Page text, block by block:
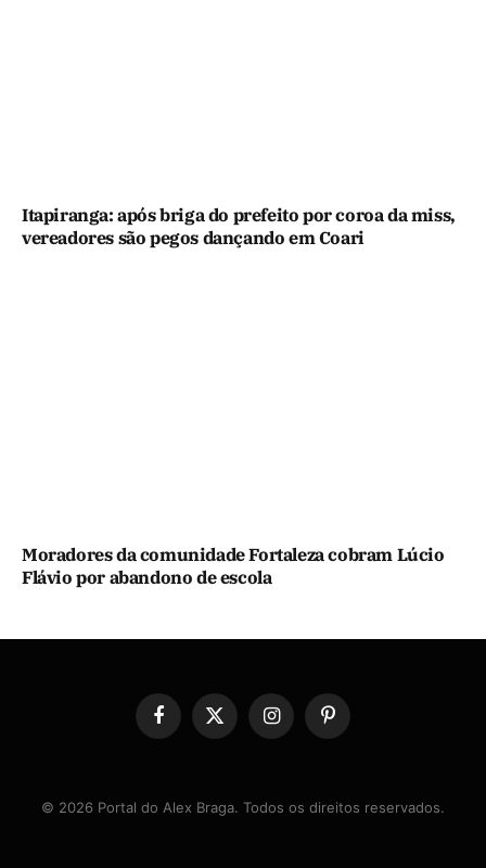
Itapiranga: após briga do prefeito por coroa da miss,
vereadores são pegos dançando em Coari
Moradores da comunidade Fortaleza cobram Lúcio
Flávio por abandono de escola
Facebook
X
InstagramPinterest
© 2026 Portal do Alex Braga. Todos os direitos reservados.